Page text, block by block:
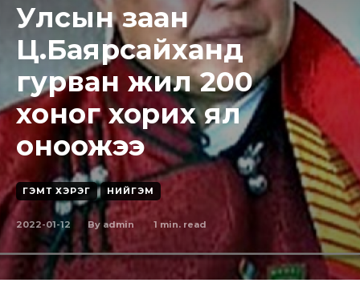
Улсын заан
Ц.Баярсайханд
гурван жил 200
хоног xopиx ял
оноожээ
ГЭМТ ХЭРЭГ НИЙГЭМ
2022-01-12 By admin 1 min. read